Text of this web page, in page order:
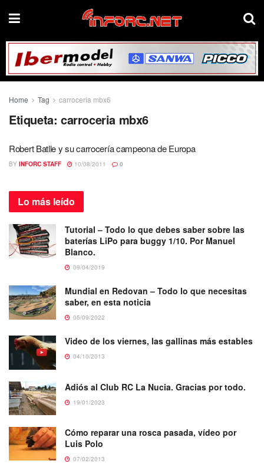
Home Tag carroceria mbx6
Etiqueta: carroceria mbx6
Robert Batlle y su carrocería campeona de Europa
BY INFORC STAFF 10/08/2011 0
Lo más leído
Tutorial – Todo lo que debes saber sobre las
baterías LiPo para buggy 1/10. Por Manuel
Blanco.
09/04/2019
Mundial en Redovan – Todo lo que necesitas
saber, en esta noticia
05/09/2022
Video de los viernes, las gallinas más estables
04/10/2013
Adiós al Club RC La Nucia. Gracias por todo.
19/01/2023
Cómo reparar una rosca pasada, vídeo por
Luis Polo
07/02/2013